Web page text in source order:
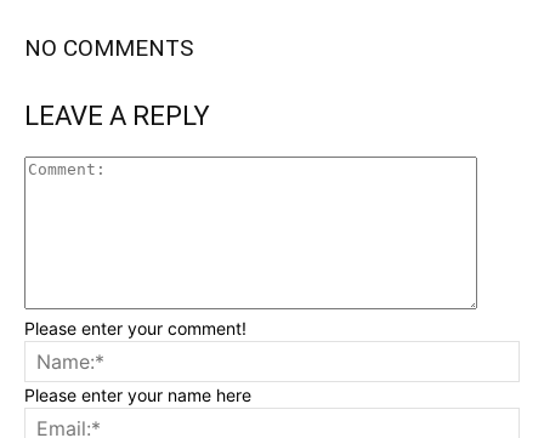
NO COMMENTS
LEAVE A REPLY
Please enter your comment!
Please enter your name here